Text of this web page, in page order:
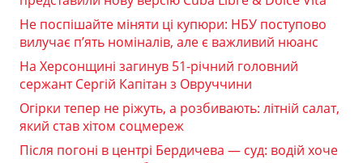
Не поспішайте міняти ці купюри: НБУ поступово
вилучає п’ять номіналів, але є важливий нюанс
На Херсонщині загинув 51-річний головний
сержант Сергій Капітан з Овруччини
Огірки тепер не ріжуть, а розбивають: літній салат,
який став хітом соцмереж
Після погоні в центрі Бердичева — суд: водій хоче